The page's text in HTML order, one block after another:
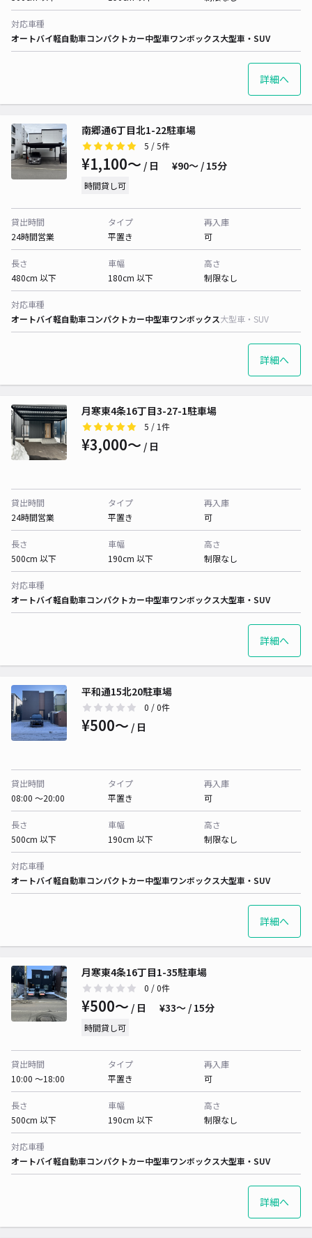
対応車種
オートバイ軽自動車コンパクトカー中型車ワンボックス大型車・SUV
詳細へ
南郷通6丁目北1-22駐車場
5 / 5件
¥1,100〜 / 日 ¥90〜 / 15分
時間貸し可
貸出時間
24時間営業
タイプ
平置き
再入庫
可
長さ
480cm 以下
車幅
180cm 以下
高さ
制限なし
対応車種
オートバイ軽自動車コンパクトカー中型車ワンボックス大型車・SUV
詳細へ
月寒東4条16丁目3-27-1駐車場
5 / 1件
¥3,000〜 / 日
貸出時間
24時間営業
タイプ
平置き
再入庫
可
長さ
500cm 以下
車幅
190cm 以下
高さ
制限なし
対応車種
オートバイ軽自動車コンパクトカー中型車ワンボックス大型車・SUV
詳細へ
平和通15北20駐車場
0 / 0件
¥500〜 / 日
貸出時間
08:00 〜20:00
タイプ
平置き
再入庫
可
長さ
500cm 以下
車幅
190cm 以下
高さ
制限なし
対応車種
オートバイ軽自動車コンパクトカー中型車ワンボックス大型車・SUV
詳細へ
月寒東4条16丁目1-35駐車場
0 / 0件
¥500〜 / 日 ¥33〜 / 15分
時間貸し可
貸出時間
10:00 〜18:00
タイプ
平置き
再入庫
可
長さ
500cm 以下
車幅
190cm 以下
高さ
制限なし
対応車種
オートバイ軽自動車コンパクトカー中型車ワンボックス大型車・SUV
詳細へ